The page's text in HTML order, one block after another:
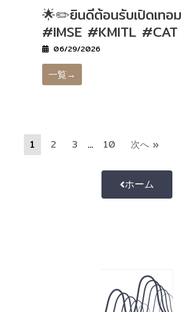
🌟✏️ยินดีต้อนรับเปิดเทอม
#IMSE #KMITL #CAT
06/29/2026
一覧→
1 2 3 … 10 次へ »
ホーム